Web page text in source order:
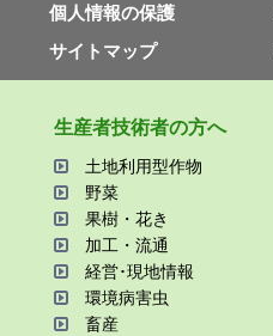
個⼈情報の保護
サイトマップ
⽣産者技術者の⽅へ
⼟地利⽤型作物
野菜
果樹・花き
加⼯・流通
経営･現地情報
環境病害⾍
畜産